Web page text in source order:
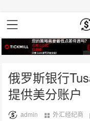
俄罗斯银行
提供美分账户
admin 外汇经纪商